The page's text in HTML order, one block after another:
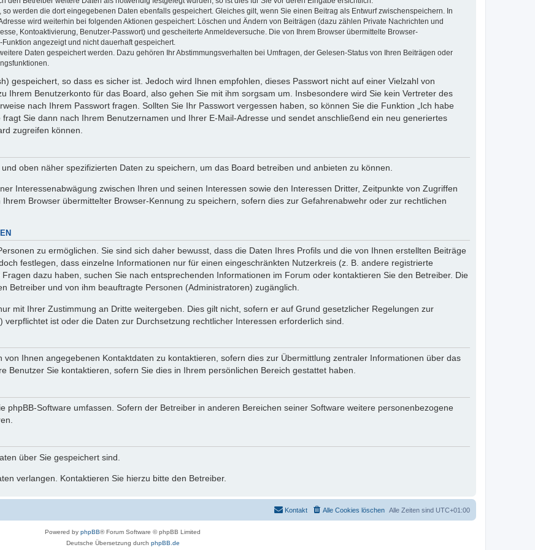
werden die dort eingegebenen Daten ebenfalls gespeichert. Gleiches gilt, wenn Sie einen Beitrag als Entwurf zwischenspeichern. In
wird weiterhin bei folgenden Aktionen gespeichert: Löschen und Ändern von Beiträgen (dazu zählen Private Nachrichten und
Kontoaktivierung, Benutzer-Passwort) und gescheiterte Anmeldeversuche. Die von Ihrem Browser übermittelte Browser-
angezeigt und nicht dauerhaft gespeichert.
Daten gespeichert werden. Dazu gehören Ihr Abstimmungsverhalten bei Umfragen, der Gelesen-Status von Ihren Beiträgen oder
gespeichert, so dass es sicher ist. Jedoch wird Ihnen empfohlen, dieses Passwort nicht auf einer Vielzahl von
Ihrem Benutzerkonto für das Board, also gehen Sie mit ihm sorgsam um. Insbesondere wird Sie kein Vertreter des
nach Ihrem Passwort fragen. Sollten Sie Ihr Passwort vergessen haben, so können Sie die Funktion „Ich habe
Sie dann nach Ihrem Benutzernamen und Ihrer E-Mail-Adresse und sendet anschließend ein neu generiertes
zugreifen können.
oben näher spezifizierten Daten zu speichern, um das Board betreiben und anbieten zu können.
Interessenabwägung zwischen Ihren und seinen Interessen sowie den Interessen Dritter, Zeitpunkte von Zugriffen
Browser übermittelter Browser-Kennung zu speichern, sofern dies zur Gefahrenabwehr oder zur rechtlichen
zu ermöglichen. Sie sind sich daher bewusst, dass die Daten Ihres Profils und die von Ihnen erstellten Beiträge
festlegen, dass einzelne Informationen nur für einen eingeschränkten Nutzerkreis (z. B. andere registrierte
dazu haben, suchen Sie nach entsprechenden Informationen im Forum oder kontaktieren Sie den Betreiber. Die
Betreiber und von ihm beauftragte Personen (Administratoren) zugänglich.
mit Ihrer Zustimmung an Dritte weitergeben. Dies gilt nicht, sofern er auf Grund gesetzlicher Regelungen zur
ist oder die Daten zur Durchsetzung rechtlicher Interessen erforderlich sind.
Ihnen angegebenen Kontaktdaten zu kontaktieren, sofern dies zur Übermittlung zentraler Informationen über das
Benutzer Sie kontaktieren, sofern Sie dies in Ihrem persönlichen Bereich gestattet haben.
phpBB-Software umfassen. Sofern der Betreiber in anderen Bereichen seiner Software weitere personenbezogene
über Sie gespeichert sind.
verlangen. Kontaktieren Sie hierzu bitte den Betreiber.
Alle Zeiten sind UTC+01:00
Alle Cookies löschen
Kontakt
Powered by phpBB® Forum Software © phpBB Limited
Deutsche Übersetzung durch phpBB.de